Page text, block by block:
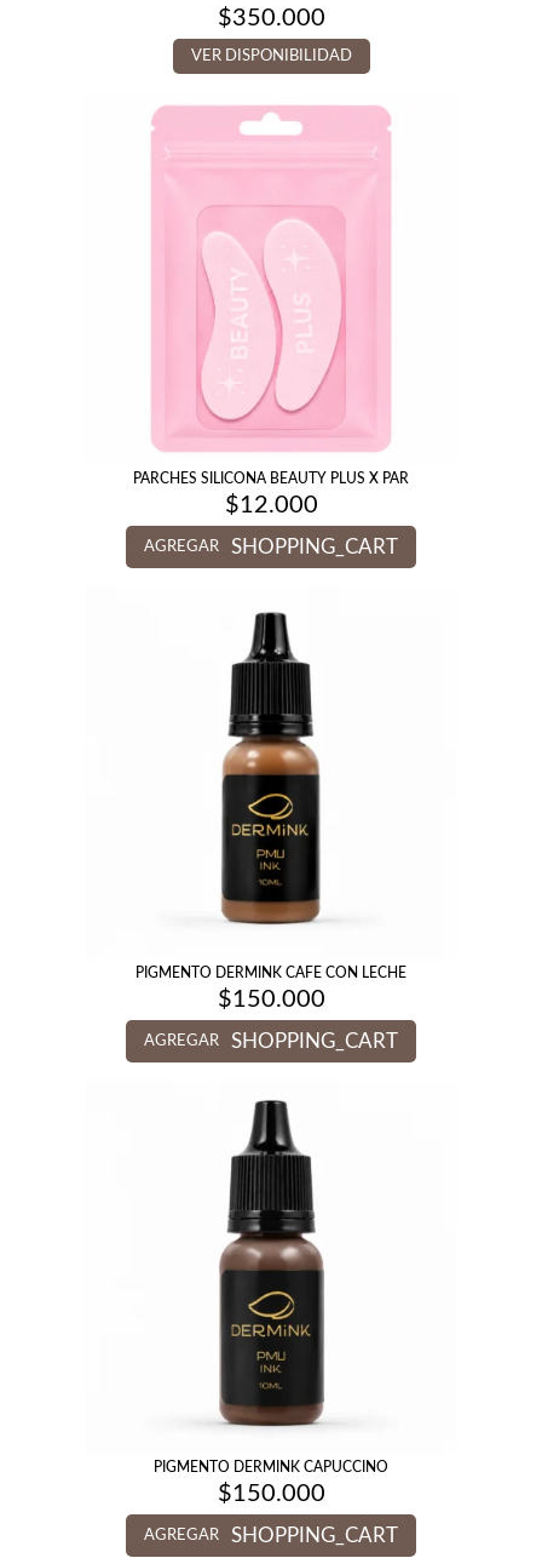
$350.000
VER DISPONIBILIDAD
PARCHES SILICONA BEAUTY PLUS X PAR
$12.000
AGREGAR SHOPPING_CART
PIGMENTO DERMINK CAFE CON LECHE
$150.000
AGREGAR SHOPPING_CART
PIGMENTO DERMINK CAPUCCINO
$150.000
AGREGAR SHOPPING_CART